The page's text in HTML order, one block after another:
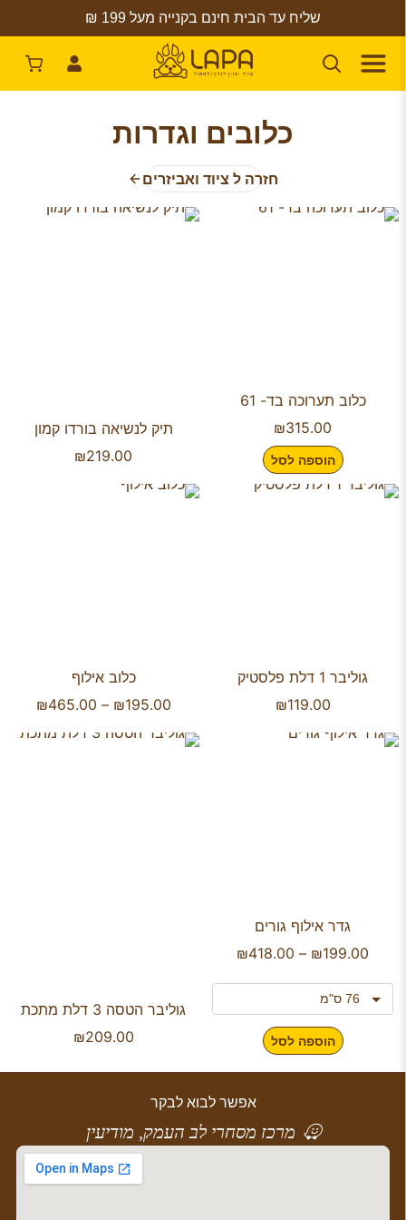
שליח עד הבית חינם בקנייה מעל 199 ₪
כלובים וגדרות
חזרה ל ציוד ואביזרים
כלוב תערוכה בד- 61
₪315.00
הוספה לסל
תיק לנשיאה בורדו קמון
₪219.00
גוליבר 1 דלת פלסטיק
₪119.00
כלוב אילוף
₪195.00
–
₪465.00
גדר אילוף גורים
₪199.00
–
₪418.00
הוספה לסל
גוליבר הטסה 3 דלת מתכת
₪209.00
אפשר לבוא לבקר
מרכז מסחרי לב העמק, מודיעין